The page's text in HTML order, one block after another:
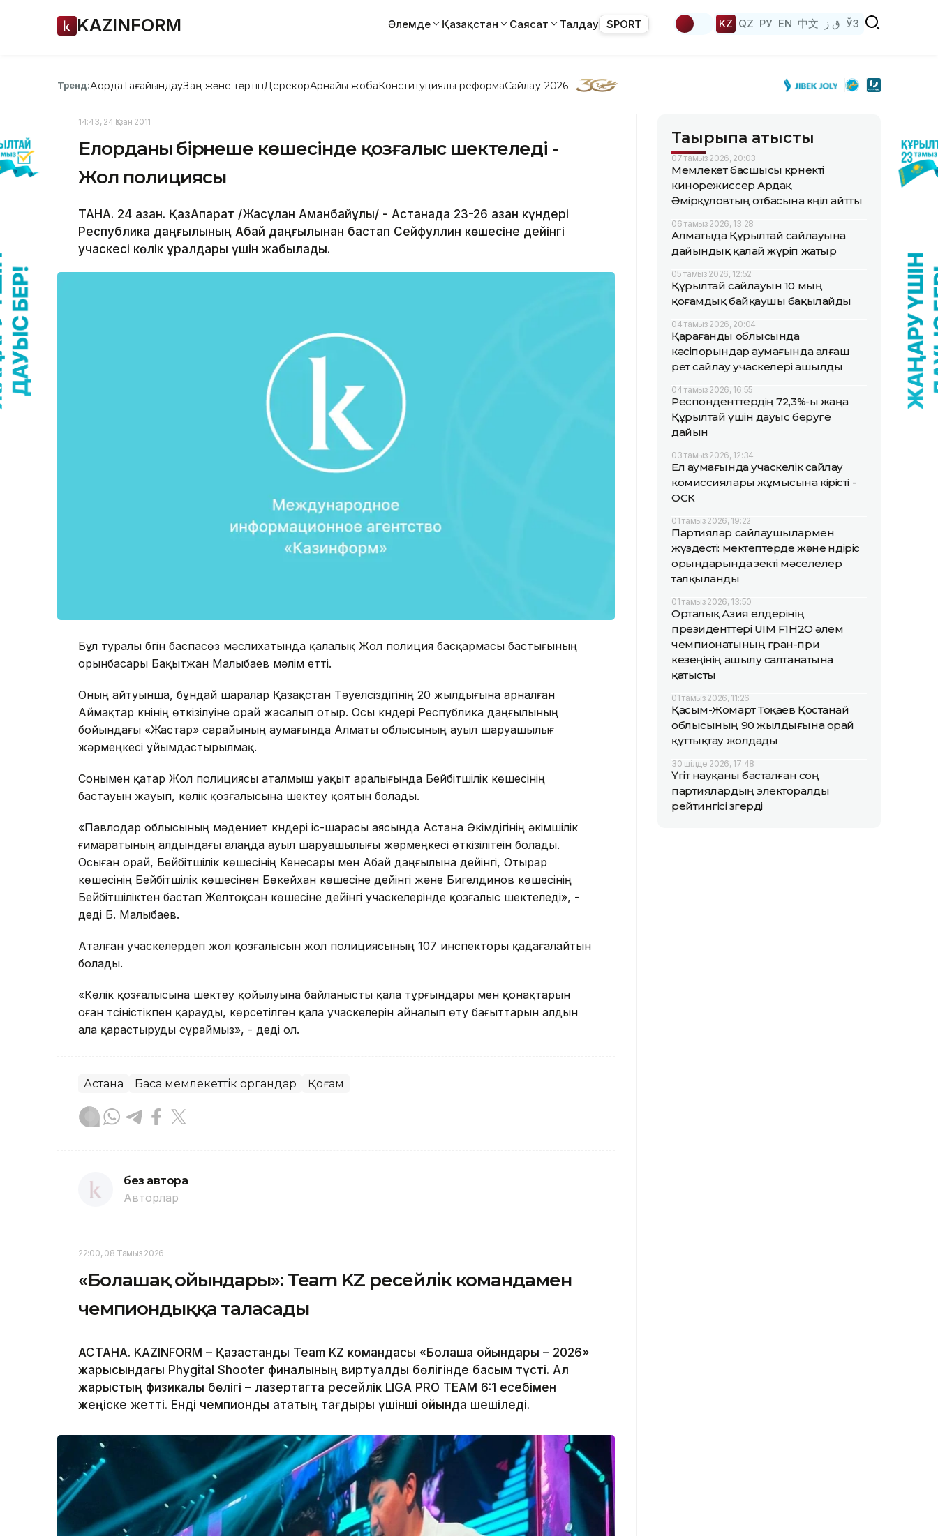
KAZINFORM Әлемде Қазақстан Саясат Талдау SPORT KZ QZ РУ EN 中文 ق ز ЎЗ
Тренд:АқордаТағайындауЗаң және тәртіпДерекқорАрнайы жобаКонституциялық реформаСайлау-2026
14:43, 24 Қазан 2011
Елорданың бірнеше көшесінде қозғалыс шектеледі -
Жол полициясы
ТАНА. 24 қазан. ҚазАқпарат /Жасұлан Аманбайұлы/ - Астанада 23-26 қазан күндері
Республика даңғылының Абай даңғылынан бастап Сейфуллин көшесіне дейінгі
учаскесі көлік құралдары үшін жабылады.
Бұл туралы бүгін баспасөз мәслихатында қалалық Жол полиция басқармасы бастығының
орынбасары Бақытжан Малыбаев мәлім етті.
Оның айтуынша, бұндай шаралар Қазақстан Тәуелсіздігінің 20 жылдығына арналған
Аймақтар күнінің өткізілуіне орай жасалып отыр. Осы күндері Республика даңғылының
бойындағы «Жастар» сарайының аумағында Алматы облысының ауыл шаруашылығ
жәрмеңкесі ұйымдастырылмақ.
Сонымен қатар Жол полициясы аталмыш уақыт аралығында Бейбітшілік көшесінің
бастауын жауып, көлік қозғалысына шектеу қоятын болады.
«Павлодар облысының мәдениет күндері іс-шарасы аясында Астана Әкімдігінің әкімшілік
ғимаратының алдындағы алаңда ауыл шаруашылығы жәрмеңкесі өткізілітеін болады.
Осыған орай, Бейбітшілік көшесінің Кенесары мен Абай даңғылына дейінгі, Отырар
көшесінің Бейбітшілік көшесінен Бөкейхан көшесіне дейінгі және Бигелдинов көшесінің
Бейбітшіліктен бастап Желтоқсан көшесіне дейінгі учаскелерінде қозғалыс шектеледі», -
деді Б. Малыбаев.
Аталған учаскелердегі жол қозғалысын жол полициясының 107 инспекторы қадағалайтын
болады.
«Көлік қозғалысына шектеу қойылуына байланысты қала тұрғындары мен қонақтарын
оған түсіністікпен қарауды, көрсетілген қала учаскелерін айналып өту бағыттарын алдын
ала қарастыруды сұраймыз», - деді ол.
Астана Басқа мемлекеттік органдар Қоғам
без автора
Авторлар
22:00, 08 Тамыз 2026
«Болашақ ойындары»: Team KZ ресейлік командамен
чемпиондыққа таласады
АСТАНА. KAZINFORM – Қазақстандық Team KZ командасы «Болашақ ойындары – 2026»
жарысындағы Phygital Shooter финалының виртуалды бөлігінде басым түсті. Ал
жарыстың физикалық бөлігі – лазертагта ресейлік LIGA PRO TEAM 6:1 есебімен
жеңіске жетті. Енді чемпиондық атақтың тағдыры үшінші ойында шешіледі.
Тақырыпқа қатысты
07 тамыз 2026, 20:03
Мемлекет басшысы көрнекті
кинорежиссер Ардақ
Әмірқұловтың отбасына көңіл айтты
06 тамыз 2026, 13:28
Алматыда Құрылтай сайлауына
дайындық қалай жүріп жатыр
05 тамыз 2026, 12:52
Құрылтай сайлауын 10 мың
қоғамдық байқаушы бақылайды
04 тамыз 2026, 20:04
Қарағанды облысында
кәсіпорындар аумағында алғаш
рет сайлау учаскелері ашылды
04 тамыз 2026, 16:55
Респонденттердің 72,3%-ы жаңа
Құрылтай үшін дауыс беруге
дайын
03 тамыз 2026, 12:34
Ел аумағында учаскелік сайлау
комиссиялары жұмысына кірісті -
ОСК
01 тамыз 2026, 19:22
Партиялар сайлаушылармен
жүздесті: мектептерде және өндіріс
орындарында өзекті мәселелер
талқыланды
01 тамыз 2026, 13:50
Орталық Азия елдерінің
президенттері UIM F1H2O әлем
чемпионатының гран-при
кезеңінің ашылу салтанатына
қатысты
01 тамыз 2026, 11:26
Қасым-Жомарт Тоқаев Қостанай
облысының 90 жылдығына орай
құттықтау жолдады
30 шілде 2026, 17:48
Үгіт науқаны басталған соң
партиялардың электоралды
рейтингісі өзгерді